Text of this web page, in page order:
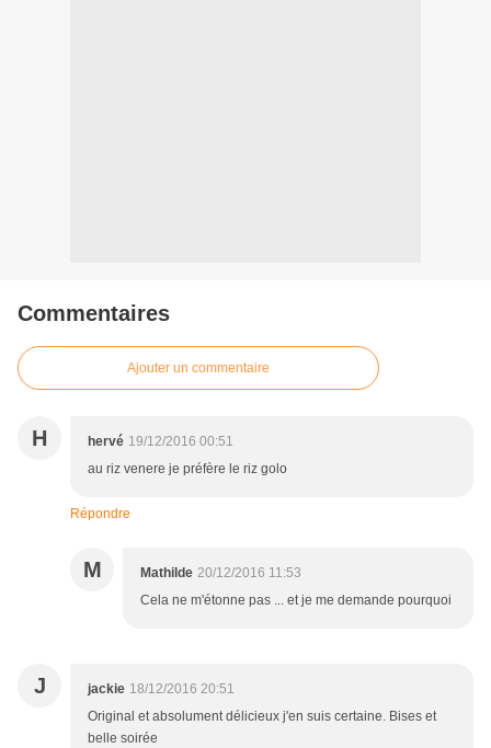
Commentaires
Ajouter un commentaire
H hervé 19/12/2016 00:51
au riz venere je préfère le riz golo
Répondre
M Mathilde 20/12/2016 11:53
Cela ne m'étonne pas ... et je me demande pourquoi
J jackie 18/12/2016 20:51
Original et absolument délicieux j'en suis certaine. Bises et
belle soirée